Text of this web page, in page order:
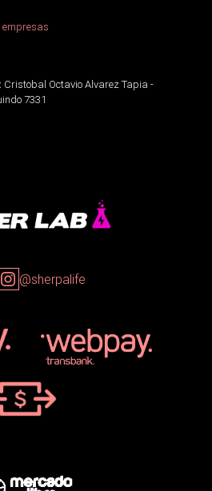
empresas
Cristobal Octavio Alvarez Tapia -
7331
@sherpalife